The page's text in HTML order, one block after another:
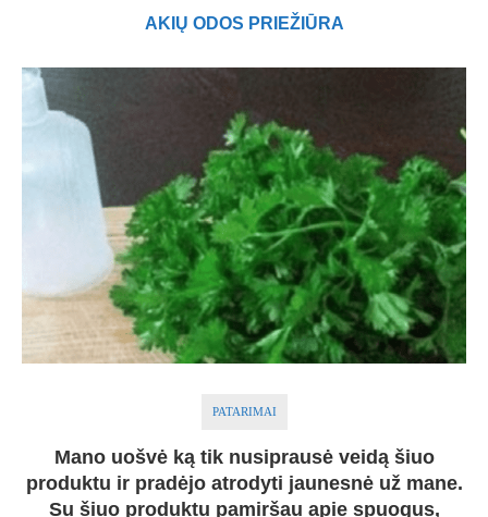
AKIŲ ODOS PRIEŽIŪRA
PATARIMAI
Mano uošvė ką tik nusiprausė veidą šiuo
produktu ir pradėjo atrodyti jaunesnė už mane.
Su šiuo produktu pamiršau apie spuogus,